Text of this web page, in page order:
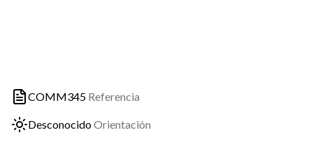
COMM345 Referencia
DesconocidoOrientación